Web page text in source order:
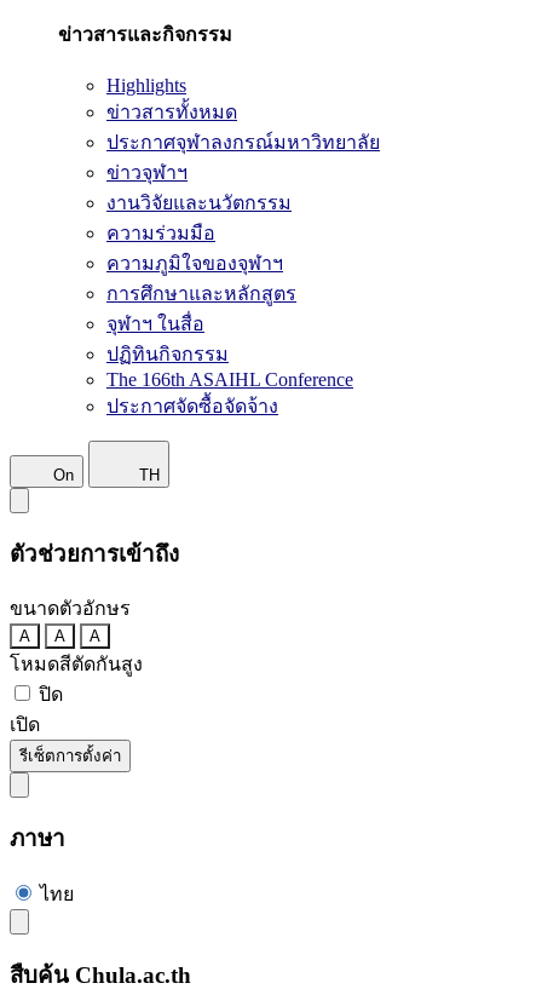
ข่าวสารและกิจกรรม
Highlights
ข่าวสารทั้งหมด
ประกาศจุฬาลงกรณ์มหาวิทยาลัย
ข่าวจุฬาฯ
งานวิจัยและนวัตกรรม
ความร่วมมือ
ความภูมิใจของจุฬาฯ
การศึกษาและหลักสูตร
จุฬาฯ ในสื่อ
ปฏิทินกิจกรรม
The 166th ASAIHL Conference
ประกาศจัดซื้อจัดจ้าง
On TH
ตัวช่วยการเข้าถึง
ขนาดตัวอักษร
A A A
โหมดสีตัดกันสูง
ปิด
เปิด
รีเซ็ตการตั้งค่า
ภาษา
ไทย
สืบค้น Chula.ac.th